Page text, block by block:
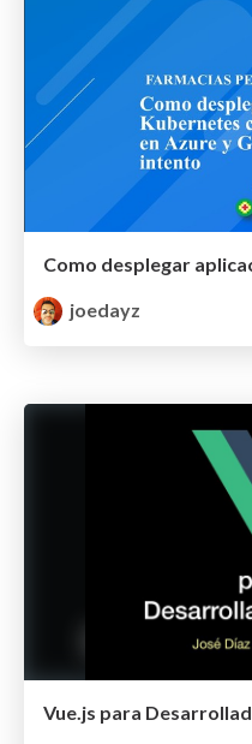
joedayz
Vue.js para